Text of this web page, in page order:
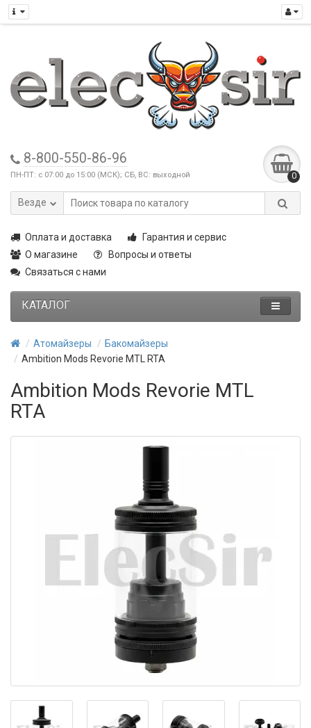
8-800-550-86-96
ПН-ПТ: с 07:00 до 15:00 (МСК); СБ, ВС: выходной 0
Везде
Оплата и доставка
Гарантия и сервис
О магазине
Вопросы и ответы
Связаться с нами
КАТАЛОГ
Атомайзеры
Бакомайзеры
Ambition Mods Revorie MTL RTA
Ambition Mods Revorie MTL
RTA